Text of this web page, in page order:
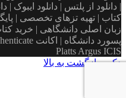
| دانلود از پلتس | دانلود ایبوک |
کتاب | تهیه تزهای تخصصی |
زبان اصلی دانشگاهی | خرید
Platts Argus ICIS
دکمه بازگشت به بالا